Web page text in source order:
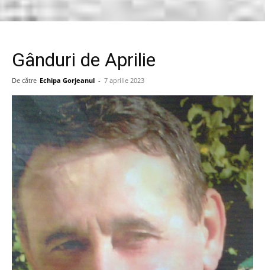
Gânduri de Aprilie
De către Echipa Gorjeanul - 7 aprilie 2023